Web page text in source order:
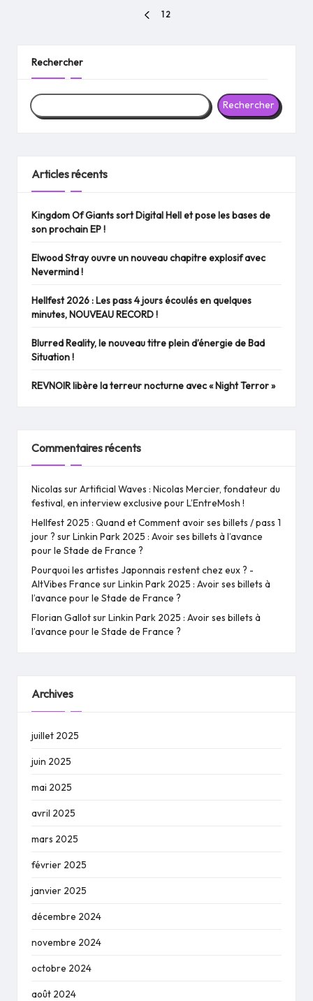
publications
PREVIOUS
1 2
Rechercher
Rechercher
Articles récents
Kingdom Of Giants sort Digital Hell et pose les bases de
son prochain EP !
Elwood Stray ouvre un nouveau chapitre explosif avec
Nevermind !
Hellfest 2026 : Les pass 4 jours écoulés en quelques
minutes, NOUVEAU RECORD !
Blurred Reality, le nouveau titre plein d’énergie de Bad
Situation !
REVNOIR libère la terreur nocturne avec « Night Terror »
Commentaires récents
Nicolas surArtificial Waves : Nicolas Mercier, fondateur du
festival, en interview exclusive pour L’EntreMosh !
Hellfest 2025 : Quand et Comment avoir ses billets / pass 1
jour ? surLinkin Park 2025 : Avoir ses billets à l’avance
pour le Stade de France ?
Pourquoi les artistes Japonnais restent chez eux ? -
AltVibes France surLinkin Park 2025 : Avoir ses billets à
l’avance pour le Stade de France ?
Florian GallotsurLinkin Park 2025 : Avoir ses billets à
l’avance pour le Stade de France ?
Archives
juillet 2025
juin 2025
mai 2025
avril 2025
mars 2025
février 2025
janvier 2025
décembre 2024
novembre 2024
octobre 2024
août 2024